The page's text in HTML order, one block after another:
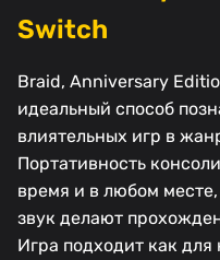
Switch
Braid, Anniversary
идеальный способ
влиятельных игр в
Портативность
время и в любом
звук делают
Игра подходит как